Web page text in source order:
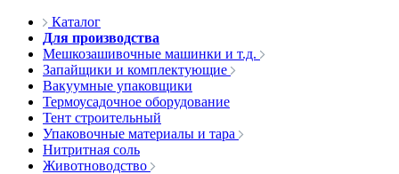
Каталог
Для производства
Мешкозашивочные машинки и т.д.
Запайщики и комплектующие
Вакуумные упаковщики
Термоусадочное оборудование
Тент строительный
Упаковочные материалы и тара
Нитритная соль
Животноводство